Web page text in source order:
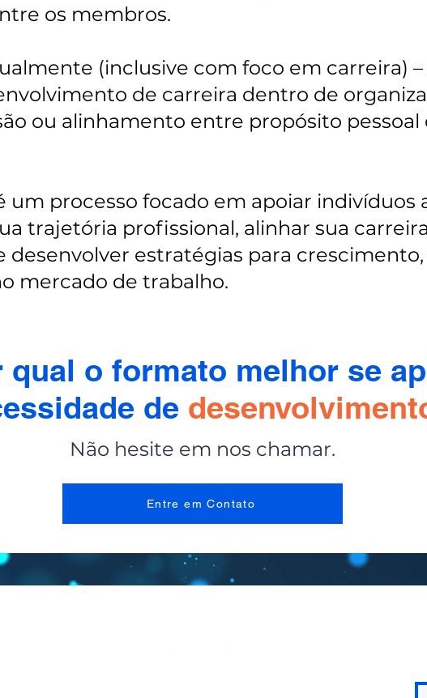
os membros.
(inclusive com foco em carreira)
de carreira dentro de
ou alinhamento entre propósito pessoal
um processo focado em apoiar indivíduos
trajetória profissional, alinhar sua
desenvolver estratégias para
mercado de trabalho.
qual o formato melhor se
de
Não hesite em nos chamar.
Entre em Contato